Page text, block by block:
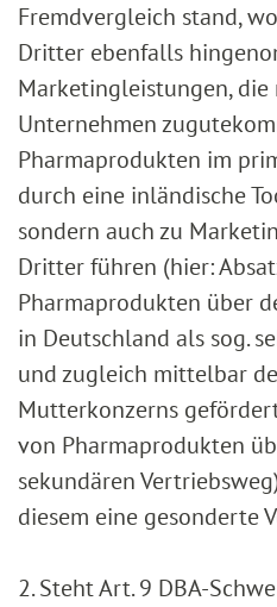
Fremdvergleich stand,
Dritter ebenfalls
Marketingleistungen,
Unternehmen
Pharmaprodukten im
durch eine inländische
sondern auch zu
Dritter führen (hier:
Pharmaprodukten über
in Deutschland als sog.
und zugleich mittelbar
Mutterkonzerns
von Pharmaprodukten
sekundären
diesem eine gesonderte
2. Steht Art. 9 DBA-